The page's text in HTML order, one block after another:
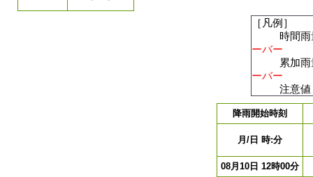
［凡例］
時間雨
ーバー
累加雨
ーバー
注意値：
降雨開始時刻
月/日 時:分
08月10日 12時00分